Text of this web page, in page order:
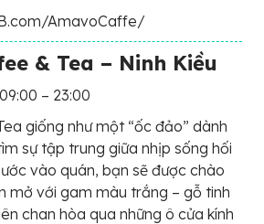
AmavoCaffe/
& Tea – Ninh Kiều
09:00 – 23:00
giống như một “ốc đảo” dành
sự tập trung giữa nhịp sống hối
vào quán, bạn sẽ được chào
mở với gam màu trắng – gỗ tinh
chan hòa qua những ô cửa kính